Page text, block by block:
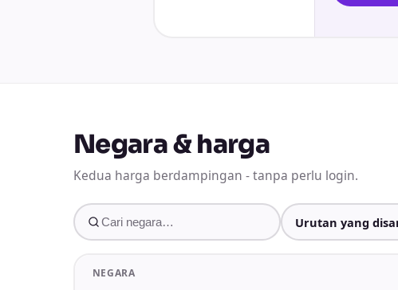
Negara & harga
Kedua harga berdampingan - tanpa perlu login.
NEGARA